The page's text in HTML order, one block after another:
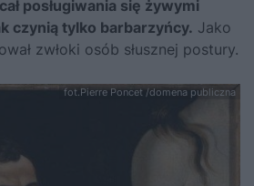
posługiwania się żywymi
czynią tylko barbarzyńcy. Jako
zwłoki osób słusznej postury.
fot.Pierre Poncet /domena publiczna